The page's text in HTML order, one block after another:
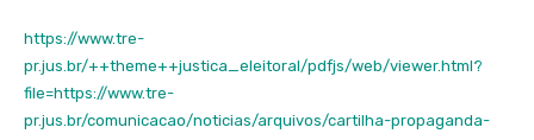
https://www.tre-
pr.jus.br/++theme++justica_eleitoral/pdfjs/web/viewer.html?
file=https://www.tre-
pr.jus.br/comunicacao/noticias/arquivos/cartilha-propaganda-